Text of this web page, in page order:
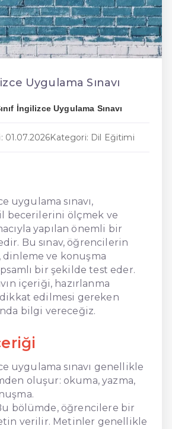
Uygulama Sınavı
İngilizce Uygulama Sınavı
01.07.2026Kategori: Dil Eğitimi
uygulama sınavı,
becerilerini ölçmek ve
yapılan önemli bir
Bu sınav, öğrencilerin
dinleme ve konuşma
bir şekilde test eder.
içeriği, hazırlanma
edilmesi gereken
bilgi vereceğiz.
uygulama sınavı genellikle
oluşur: okuma, yazma,
bölümde, öğrencilere bir
verilir. Metinler genellikle